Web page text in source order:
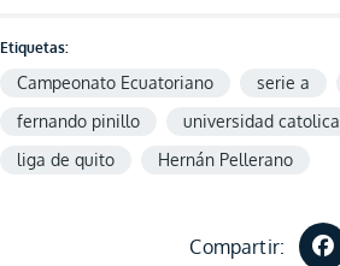
Etiquetas:
Campeonato Ecuatoriano serie a
fernando pinillo
universidad catolica
liga de quito
Hernán Pellerano
Compartir: